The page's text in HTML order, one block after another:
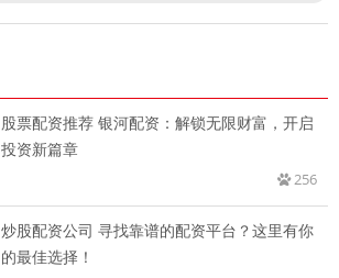
股票配资推荐 银河配资：解锁无限财富，开启
投资新篇章
256
炒股配资公司 寻找靠谱的配资平台？这里有你
的最佳选择！